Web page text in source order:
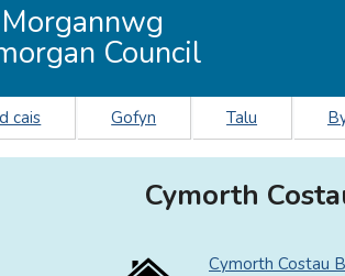
Council
cais Gofyn Talu
Cymorth
Cymorth Costau